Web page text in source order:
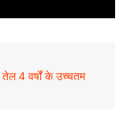
4 वर्षों के उच्चतम